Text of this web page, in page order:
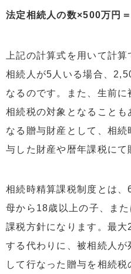
法定相続人の数×500万円
上記の計算式を用いて計
相続人が5人いる場合、
なるのです。また、生前
相続税の対象となることも
なる贈与財産として、相
与した財産や暦年課税にて
相続時精算課税制度とは
母から18歳以上の子、ま
課税方針になります。最
する代わりに、被相続人が
して行なった贈与を相続